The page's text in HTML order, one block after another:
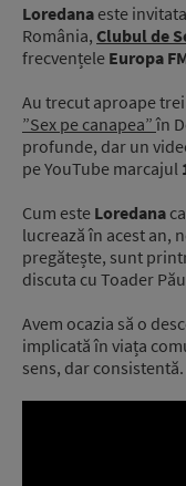
Loredana este
România, Clubul de
frecvențele Europa
Au trecut aproape
”Sex pe canapea”în
profunde, dar un
pe YouTube marcajul
Cum este Loredana
lucrează în acest an,
pregătește, sunt
discuta cu Toader
Avem ocazia să o
implicată în viața
sens, dar consistentă.